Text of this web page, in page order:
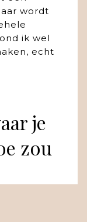
wordt
ik wel
echt
je
zou